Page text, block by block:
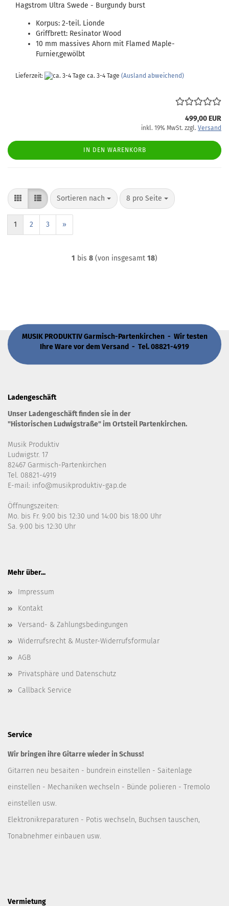
Hagstrom Ultra Swede - Burgundy burst
Korpus: 2-teil. Lionde
Griffbrett: Resinator Wood
10 mm massives Ahorn mit Flamed Maple-
Furnier,gewölbt
Lieferzeit: ca. 3-4 Tage (Ausland abweichend)
499,00 EUR
inkl. 19% MwSt. zzgl. Versand
IN DEN WARENKORB
Sortieren nach
Sortieren nach 8 pro Seite
pro Seite
1 2 3 »
1 bis 8 (von insgesamt 18)
MUSIK PRODUKTIV Garmisch-Partenkirchen - Wir testen
Ihre Ware vor dem Versand - Tel. 08821-4919
Ladengeschäft
Unser Ladengeschäft finden sie in der
"Historischen Ludwigstraße" im Ortsteil Partenkirchen.
Musik Produktiv
Ludwigstr. 17
82467 Garmisch-Partenkirchen
Tel. 08821-4919
E-mail: info@musikproduktiv-gap.de
Öffnungszeiten:
Mo. bis Fr. 9:00 bis 12:30 und 14:00 bis 18:00 Uhr
Sa. 9:00 bis 12:30 Uhr
Mehr über...
Impressum
Kontakt
Versand- & Zahlungsbedingungen
Widerrufsrecht & Muster-Widerrufsformular
AGB
Privatsphäre und Datenschutz
Callback Service
Service
Wir bringen ihre Gitarre wieder in Schuss!
Gitarren neu besaiten - bundrein einstellen - Saitenlage
einstellen - Mechaniken wechseln - Bünde polieren - Tremolo
einstellen usw.
Elektronikreparaturen - Potis wechseln, Buchsen tauschen,
Tonabnehmer einbauen usw.
Vermietung